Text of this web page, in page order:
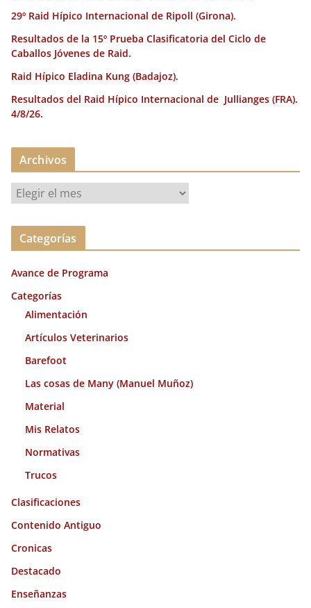
29º Raid Hípico Internacional de Ripoll (Girona).
Resultados de la 15º Prueba Clasificatoria del Ciclo de
Caballos Jóvenes de Raid.
Raid Hípico Eladina Kung (Badajoz).
Resultados del Raid Hípico Internacional de Jullianges (FRA).
4/8/26.
Archivos
r
c
v
o
Categorías
Avance de Programa
Categorías
Alimentación
Artículos Veterinarios
Barefoot
Las cosas de Many (Manuel Muñoz)
Material
Mis Relatos
Normativas
Trucos
Clasificaciones
Contenido Antiguo
Cronicas
Destacado
Enseñanzas